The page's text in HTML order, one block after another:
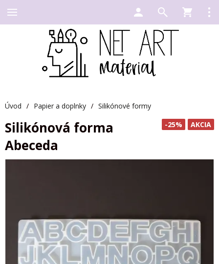
Úvod / Papier a doplnky / Silikónové formy
AKCIA
-25%
Silikónová forma
Abeceda